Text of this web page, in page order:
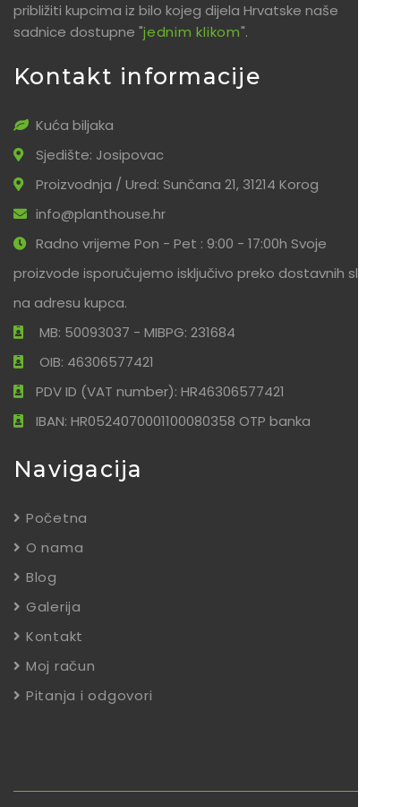
približiti kupcima iz bilo kojeg dijela Hrvatske naše
sadnice dostupne "jednim klikom".
Kontakt informacije
Kuća biljaka
Sjedište: Josipovac
Proizvodnja / Ured: Sunčana 21, 31214 Korog
info@planthouse.hr
Radno vrijeme Pon - Pet : 9:00 - 17:00h Svoje
proizvode isporučujemo isključivo preko dostavnih službi
na adresu kupca.
MB: 50093037 - MIBPG: 231684
OIB: 46306577421
PDV ID (VAT number): HR46306577421
IBAN: HR0524070001100080358 OTP banka
Navigacija
Početna
O nama
Blog
Galerija
Kontakt
Moj račun
Pitanja i odgovori